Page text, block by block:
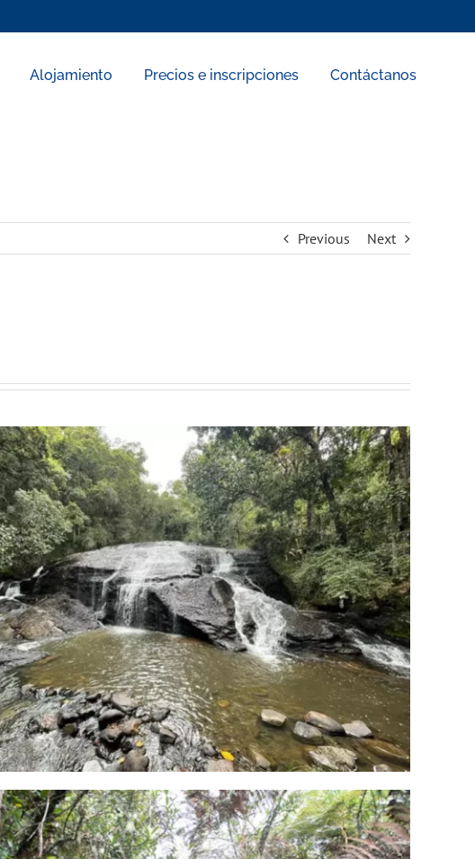
Alojamiento Precios e inscripciones Contáctanos
Previous Next